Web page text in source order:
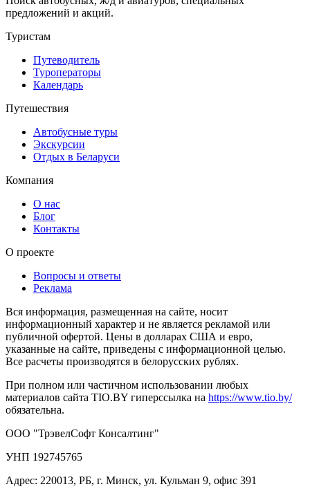
предложений и акций.
Туристам
Путеводитель
Туроператоры
Календарь
Путешествия
Автобусные туры
Экскурсии
Отдых в Беларуси
Компания
О нас
Блог
Контакты
О проекте
Вопросы и ответы
Реклама
Вся информация, размещенная на сайте, носит
информационный характер и не является рекламой или
публичной офертой. Цены в долларах США и евро,
указанные на сайте, приведены с информационной целью.
Все расчеты производятся в белорусских рублях.
При полном или частичном использовании любых
материалов сайта TIO.BY гиперссылка на https://www.tio.by/
обязательна.
ООО "ТрэвелСофт Консалтинг"
УНП 192745765
Адрес: 220013, РБ, г. Минск, ул. Кульман 9, офис 391